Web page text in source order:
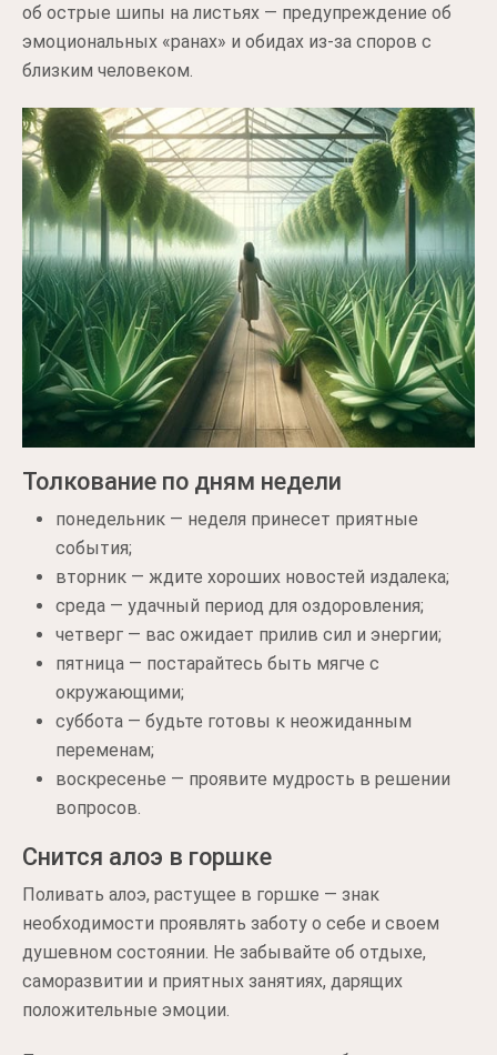
об острые шипы на листьях — предупреждение об
эмоциональных «ранах» и обидах из-за споров с
близким человеком.
Толкование по дням недели
понедельник — неделя принесет приятные
события;
вторник — ждите хороших новостей издалека;
среда — удачный период для оздоровления;
четверг — вас ожидает прилив сил и энергии;
пятница — постарайтесь быть мягче с
окружающими;
суббота — будьте готовы к неожиданным
переменам;
воскресенье — проявите мудрость в решении
вопросов.
Снится алоэ в горшке
Поливать алоэ, растущее в горшке — знак
необходимости проявлять заботу о себе и своем
душевном состоянии. Не забывайте об отдыхе,
саморазвитии и приятных занятиях, дарящих
положительные эмоции.